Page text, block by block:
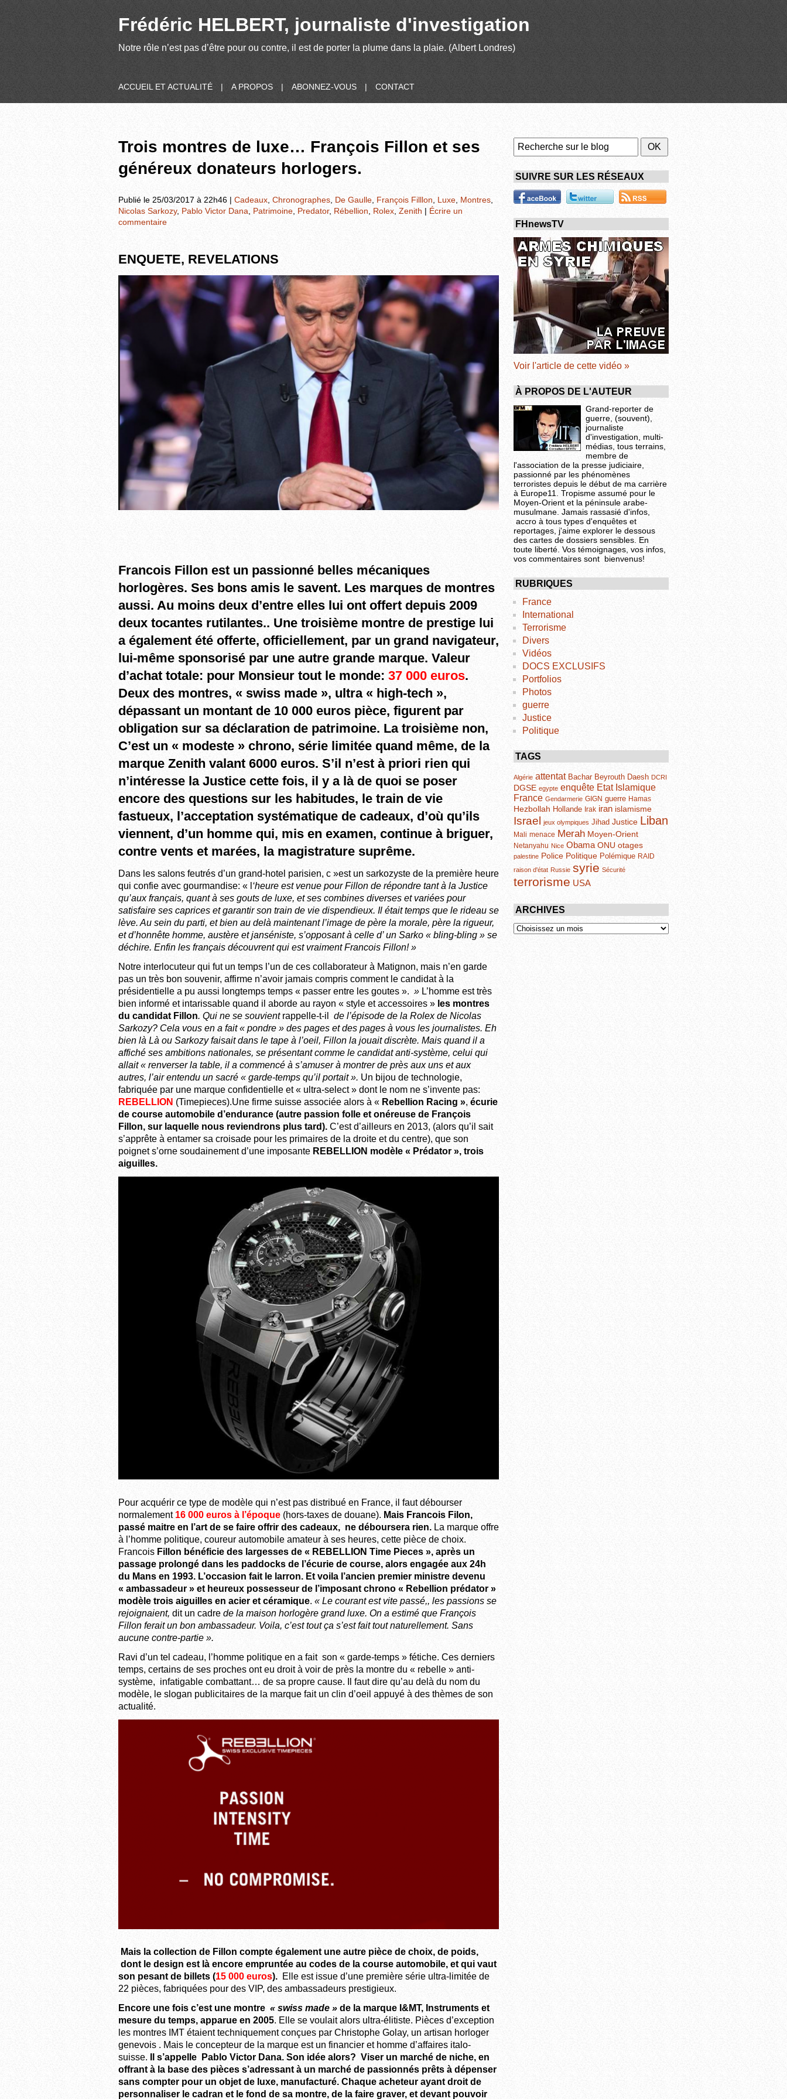
Frédéric HELBERT, journaliste d'investigation
Notre rôle n’est pas d’être pour ou contre, il est de porter la plume dans la plaie. (Albert Londres)
ACCUEIL ET ACTUALITÉ | A PROPOS | ABONNEZ-VOUS | CONTACT
Trois montres de luxe… François Fillon et ses
généreux donateurs horlogers.
Publié le 25/03/2017 à 22h46 | Cadeaux Chronographes De Gaulle François Filllon Luxe Montres
Nicolas Sarkozy, Pablo Victor Dana Patrimoine Predator, Rébellion Rolex Zenith | Écrire un
commentaire
ENQUETE, REVELATIONS
Francois Fillon est un passionné belles mécaniques
horlogères. Ses bons amis le savent. Les marques de montres
aussi. Au moins deux d’entre elles lui ont offert depuis 2009
deux tocantes rutilantes.. Une troisième montre de prestige lui
a également été offerte, officiellement, par un grand navigateur,
lui-même sponsorisé par une autre grande marque. Valeur
d’achat totale: pour Monsieur tout le monde: 37 000 euros.
Deux des montres, « swiss made », ultra « high-tech »,
dépassant un montant de 10 000 euros pièce, figurent par
obligation sur sa déclaration de patrimoine. La troisième non,
C’est un « modeste » chrono, série limitée quand même, de la
marque Zenith valant 6000 euros. S’il n’est à priori rien qui
n’intéresse la Justice cette fois, il y a là de quoi se poser
encore des questions sur les habitudes, le train de vie
fastueux, l’acceptation systématique de cadeaux, d’où qu’ils
viennent, d’un homme qui, mis en examen, continue à briguer,
contre vents et marées, la magistrature suprême.
Dans les salons feutrés d’un grand-hotel parisien, c »est un sarkozyste de la première heure
qui confie avec gourmandise: « l ‘heure est venue pour Fillon de répondre tant à la Justice
qu’aux français, quant à ses gouts de luxe, et ses combines diverses et variées pour
satisfaire ses caprices et garantir son train de vie dispendieux. Il était temps que le rideau se
lève. Au sein du parti, et bien au delà maintenant l’image de père la morale, père la rigueur,
et d’honnête homme, austère et janséniste, s’opposant à celle d’ un Sarko « bling-bling » se
déchire. Enfin les français découvrent qui est vraiment Francois Fillon! »
Notre interlocuteur qui fut un temps l’un de ces collaborateur à Matignon, mais n’en garde
pas un très bon souvenir, affirme n’avoir jamais compris comment le candidat à la
présidentielle a pu aussi longtemps temps « passer entre les goutes ». » L’homme est très
bien informé et intarissable quand il aborde au rayon « style et accessoires » les montres
du candidat Fillon. Qui ne se souvientrappelle-t-il
de l’épisode de la Rolex de Nicolas
Sarkozy? Cela vous en a fait « pondre » des pages et des pages à vous les journalistes. Eh
bien là Là ou Sarkozy faisait dans le tape à l’oeil, Fillon la jouait discrète. Mais quand il a
affiché ses ambitions nationales, se présentant comme le candidat anti-système, celui qui
allait « renverser la table, il a commencé à s’amuser à montrer de près aux uns et aux
autres, l’air entendu un sacré « garde-temps qu’il portait ». Un bijou de technologie,
fabriquée par une marque confidentielle et « ultra-select » dont le nom ne s’invente pas:
REBELLION (Timepieces).Une firme suisse associée alors à « Rebellion Racing », écurie
de course automobile d’endurance (autre passion folle et onéreuse de François
Fillon, sur laquelle nous reviendrons plus tard). C’est d’ailleurs en 2013, (alors qu’il sait
s’apprête à entamer sa croisade pour les primaires de la droite et du centre), que son
poignet s’orne soudainement d’une imposante REBELLION modèle « Prédator », trois
aiguilles.
Pour acquérir ce type de modèle qui n’est pas distribué en France, il faut débourser
normalement16 000 euros à l’époque (hors-taxes de douane). Mais Francois Filon,
passé maitre en l’art de se faire offrir des cadeaux, ne déboursera rien. La marque offre
à l’homme politique, coureur automobile amateur à ses heures, cette pièce de choix.
Francois Fillon bénéficie des largesses de « REBELLION Time Pieces », après un
passage prolongé dans les paddocks de l’écurie de course, alors engagée aux 24h
du Mans en 1993. L’occasion fait le larron. Et voila l’ancien premier ministre devenu
« ambassadeur » et heureux possesseur de l’imposant chrono « Rebellion prédator »
modèle trois aiguilles en acier et céramique. « Le courant est vite passé,, les passions se
rejoignaient, dit un cadre de la maison horlogère grand luxe. On a estimé que François
Fillon ferait un bon ambassadeur. Voila, c’est tout ça s’est fait tout naturellement. Sans
aucune contre-partie ».
Ravi d’un tel cadeau, l’homme politique en a fait son « garde-temps » fétiche. Ces derniers
temps, certains de ses proches ont eu droit à voir de près la montre du « rebelle » anti-
système, infatigable combattant… de sa propre cause. Il faut dire qu’au delà du nom du
modèle, le slogan publicitaires de la marque fait un clin d’oeil appuyé à des thèmes de son
actualité.
Mais la collection de Fillon compte également une autre pièce de choix, de poids,
dont le design est là encore empruntée au codes de la course automobile, et qui vaut
son pesant de billets (15 000 euros). Elle est issue d’une première série ultra-limitée de
22 pièces, fabriquées pour des VIP, des ambassadeurs prestigieux.
Encore une fois c’est une montre « swiss made » de la marque I&MT, Instruments et
mesure du temps, apparue en 2005. Elle se voulait alors ultra-élitiste. Pièces d’exception
les montres IMT étaient techniquement conçues par Christophe Golay, un artisan horloger
genevois . Mais le concepteur de la marque est un financier et homme d’affaires italo-
suisse.
Il s’appelle Pablo Victor Dana. Son idée alors? Viser un marché de niche, en
offrant à la base des pièces s’adressant à un marché de passionnés prêts à dépenser
sans compter pour un objet de luxe, manufacturé. Chaque acheteur ayant droit de
personnaliser le cadran et le fond de sa montre, de la faire graver, et devant pouvoir
SUIVRE SUR LES RÉSEAUX
FHnewsTV
Voir l'article de cette vidéo »
À PROPOS DE L'AUTEUR
Grand-reporter de
guerre, (souvent),
journaliste
d'investigation, multi-
médias, tous terrains,
membre de
l'association de la presse judiciaire,
passionné par les phénomènes
terroristes depuis le début de ma carrière
à Europe11. Tropisme assumé pour le
Moyen-Orient et la péninsule arabe-
musulmane. Jamais rassasié d'infos,
accro à tous types d'enquêtes et
reportages, j'aime explorer le dessous
des cartes de dossiers sensibles. En
toute liberté. Vos témoignages, vos infos,
vos commentaires sont bienvenus!
RUBRIQUES
France
International
Terrorisme
Divers
Vidéos
DOCS EXCLUSIFS
Portfolios
Photos
guerre
Justice
Politique
TAGS
Algérie attentat Bachar Beyrouth Daesh DCRI
DGSE egypte enquête Etat Islamique
France Gendarmerie GIGN guerre Hamas
Hezbollah Hollande Irak iran islamisme
Israel jeux olympiques Jihad Justice Liban
Mali menace Merah Moyen-Orient
Netanyahu Nice Obama ONU otages
palestine Police Politique Polémique RAID
raison d'état Russie syrie Sécurité
terrorisme USA
ARCHIVES